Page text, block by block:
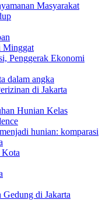
Masyarakat
Minggat
Penggerak Ekonomi
dalam angka
di Jakarta
Hunian Kelas
hunian: komparasi
Kota
di Jakarta